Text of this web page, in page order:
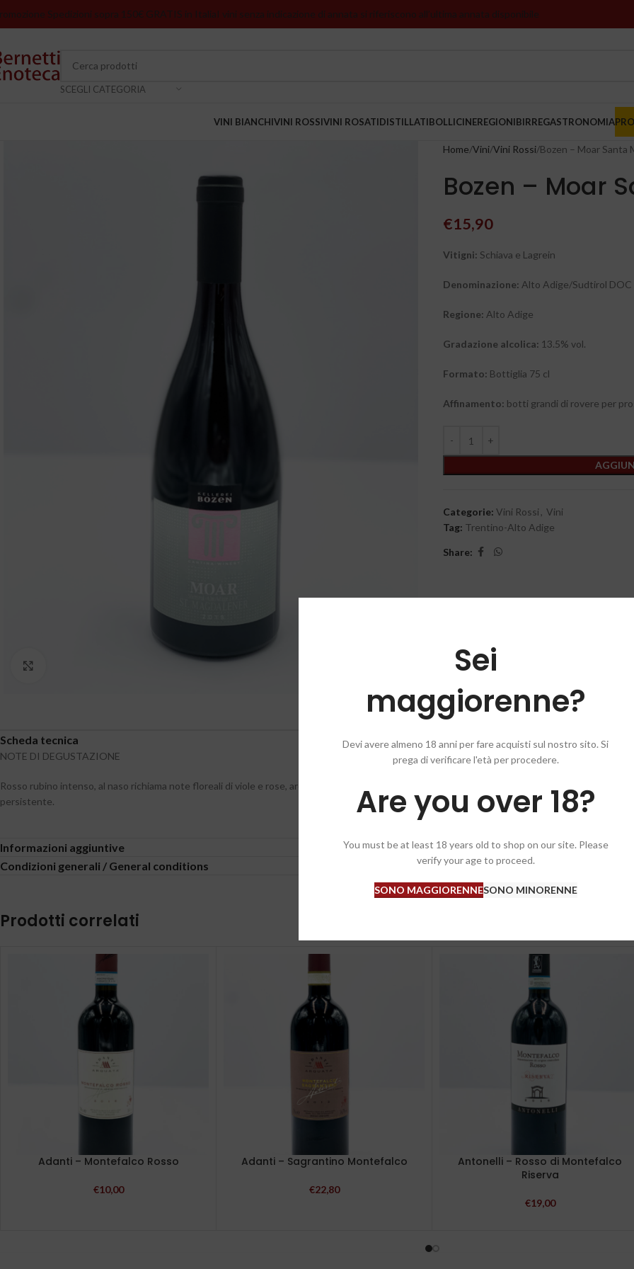
Sei
maggiorenne?
Devi avere almeno 18 anni per fare acquisti sul nostro sito. Si
prega di verificare l'età per procedere.
Are you over 18?
You must be at least 18 years old to shop on our site. Please
verify your age to proceed.
SONO MAGGIORENNESONO MINORENNE
Spedizioni sopra 150€ GRATIS in ItaliaI vini senza indicazione di annata si riferiscono all’ultima annata disponibile
SCEGLI CATEGORIA
VINI BIANCHIVINI ROSSIVINI ROSATIDISTILLATIBOLLICINEREGIONIBIRREGASTRONOMIA
Home Vini Vini Rossi Bozen – Moar Santa
Bozen – Moar
€15,90
Vitigni: Schiava e Lagrein
Denominazione: Alto Adige/Sudtirol DOC
Regione: Alto Adige
Gradazione alcolica: 13.5% vol.
Formato: Bottiglia 75 cl
Affinamento: botti grandi di rovere per
Categorie: Vini Rossi , Vini
Tag: Trentino-Alto Adige
Share:
Scheda tecnica
NOTE DI DEGUSTAZIONE
Rosso rubino intenso, al naso richiama note floreali di viole e rose, aromi fruttati di ciliegia e lampone, tipico profumato di mandorla amara e
persistente.
Informazioni aggiuntive
Condizioni generali / General conditions
Prodotti correlati
Adanti – Montefalco Rosso
€10,00
Adanti – Sagrantino Montefalco
€22,80
Antonelli – Rosso di Montefalco
Riserva
€19,00